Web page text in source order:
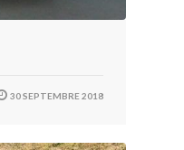
30 SEPTEMBRE 2018